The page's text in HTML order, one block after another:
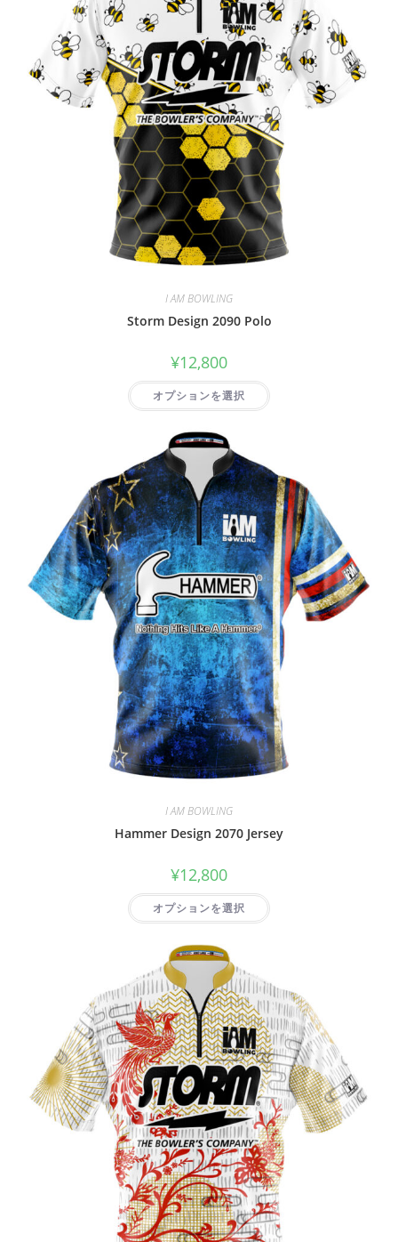
I AM BOWLING
Storm Design 2090 Polo
¥12,800
オプションを選択
I AM BOWLING
Hammer Design 2070 Jersey
¥12,800
オプションを選択